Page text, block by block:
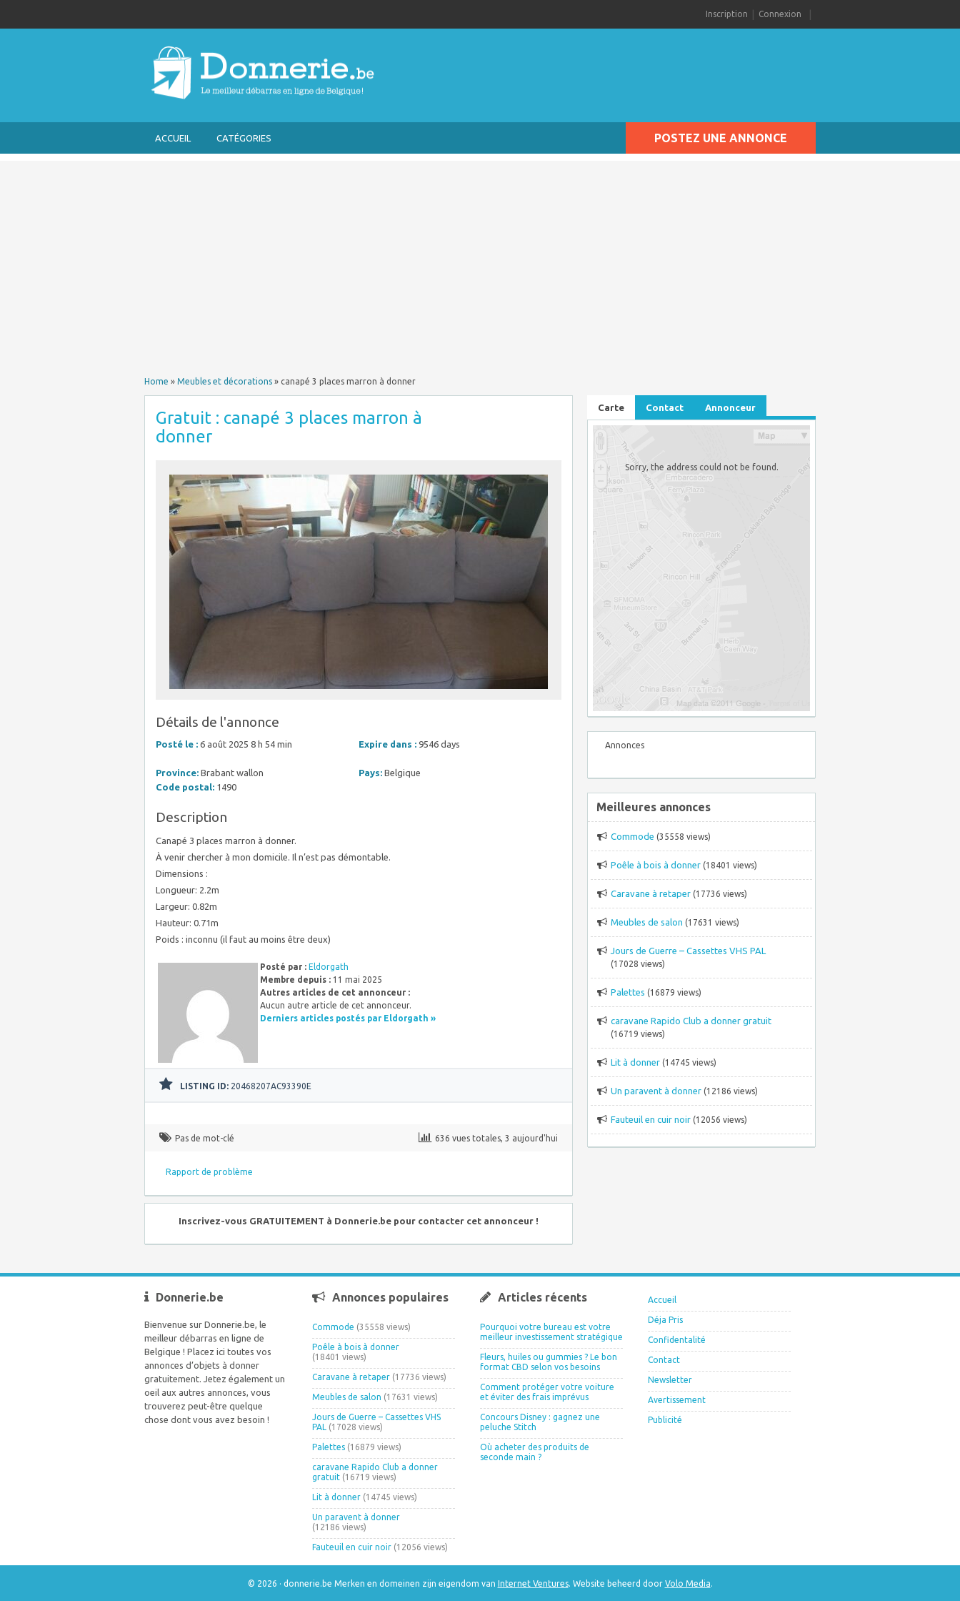
Inscription Connexion
ACCUEIL CATÉGORIES POSTEZ UNE ANNONCE
Home » Meubles et décorations » canapé 3 places marron à donner
Gratuit : canapé 3 places marron à
donner
Détails de l'annonce
Posté le : 6 août 2025 8 h 54 min Expire dans : 9546 days
Province: Brabant wallon Pays: Belgique
Code postal: 1490
Description
Canapé 3 places marron à donner.
À venir chercher à mon domicile. Il n’est pas démontable.
Dimensions :
Longueur: 2.2m
Largeur: 0.82m
Hauteur: 0.71m
Poids : inconnu (il faut au moins être deux)
Posté par : Eldorgath
Membre depuis : 11 mai 2025
Autres articles de cet annonceur :
Aucun autre article de cet annonceur.
Derniers articles postés par Eldorgath »
LISTING ID: 20468207AC93390E
Pas de mot-clé 636 vues totales, 3 aujourd'hui
Rapport de problème
Inscrivez-vous GRATUITEMENT à Donnerie.be pour contacter cet annonceur !
Carte Contact Annonceur
Sorry, the address could not be found.
Annonces
Meilleures annonces
Commode (35558 views)
Poêle à bois à donner (18401 views)
Caravane à retaper (17736 views)
Meubles de salon (17631 views)
Jours de Guerre – Cassettes VHS PAL
(17028 views)
Palettes (16879 views)
caravane Rapido Club a donner gratuit
(16719 views)
Lit à donner (14745 views)
Un paravent à donner (12186 views)
Fauteuil en cuir noir (12056 views)
Donnerie.be
Bienvenue sur Donnerie.be, le
meilleur débarras en ligne de
Belgique ! Placez ici toutes vos
annonces d’objets à donner
gratuitement. Jetez également un
oeil aux autres annonces, vous
trouverez peut-être quelque
chose dont vous avez besoin !
Annonces populaires
Commode (35558 views)
Poêle à bois à donner
(18401 views)
Caravane à retaper (17736 views)
Meubles de salon (17631 views)
Jours de Guerre – Cassettes VHS
PAL (17028 views)
Palettes (16879 views)
caravane Rapido Club a donner
gratuit (16719 views)
Lit à donner (14745 views)
Un paravent à donner
(12186 views)
Fauteuil en cuir noir (12056 views)
Articles récents
Pourquoi votre bureau est votre
meilleur investissement stratégique
Fleurs, huiles ou gummies ? Le bon
format CBD selon vos besoins
Comment protéger votre voiture
et éviter des frais imprévus
Concours Disney : gagnez une
peluche Stitch
Où acheter des produits de
seconde main ?
Accueil
Déja Pris
Confidentalité
Contact
Newsletter
Avertissement
Publicité
© 2026 · donnerie.be Merken en domeinen zijn eigendom van Internet Ventures. Website beheerd door Volo Media.